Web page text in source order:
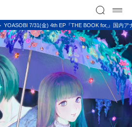
YOASOBI 7/31(金) 4th EP『THE BOOK for,』国内